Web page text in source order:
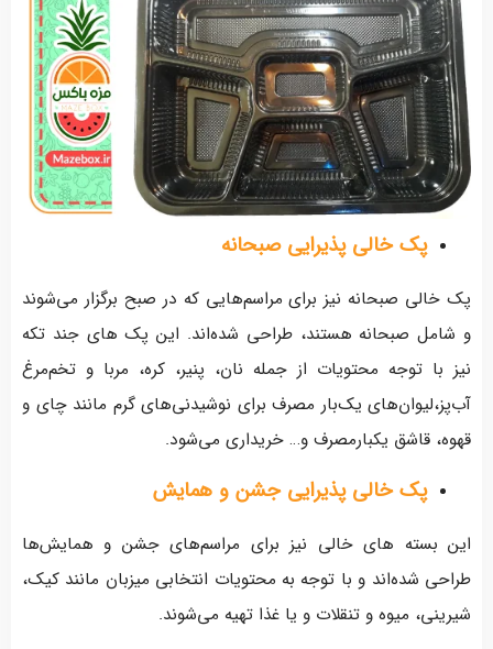
پک خالی پذیرایی صبحانه
پک خالی صبحانه نیز برای مراسم‌هایی که در صبح برگزار می‌شوند
و شامل صبحانه هستند، طراحی شده‌اند. این پک های جند تکه
نیز با توجه محتویات از جمله نان، پنیر، کره، مربا و تخم‌مرغ
آب‌پز،لیوان‌های یک‌بار مصرف برای نوشیدنی‌های گرم مانند چای و
قهوه، قاشق یکبارمصرف و… خریداری می‌شود.
پک خالی پذیرایی جشن و همایش
این بسته های خالی نیز برای مراسم‌های جشن و همایش‌ها
طراحی شده‌اند و با توجه به محتویات انتخابی میزبان مانند کیک،
شیرینی، میوه و تنقلات و یا غذا تهیه می‌شوند.